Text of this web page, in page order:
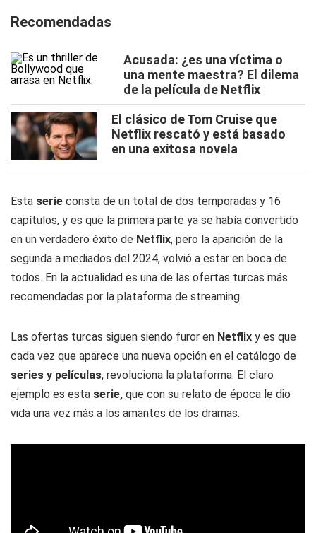
Recomendadas
Acusada: ¿es una víctima o
una mente maestra? El dilema
de la película de Netflix
El clásico de Tom Cruise que
Netflix rescató y está basado
en una exitosa novela
Esta serie consta de un total de dos temporadas y 16
capítulos, y es que la primera parte ya se había convertido
en un verdadero éxito de Netflix, pero la aparición de la
segunda a mediados del 2024, volvió a estar en boca de
todos. En la actualidad es una de las ofertas turcas más
recomendadas por la plataforma de streaming.
Las ofertas turcas siguen siendo furor en Netflix y es que
cada vez que aparece una nueva opción en el catálogo de
series y películas, revoluciona la plataforma. El claro
ejemplo es esta serie, que con su relato de época le dio
vida una vez más a los amantes de los dramas.